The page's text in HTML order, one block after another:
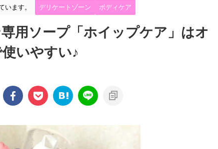
います。 デリケートゾーン ボディケア
用ソープ「ホイップケア」はオ
いやすい♪